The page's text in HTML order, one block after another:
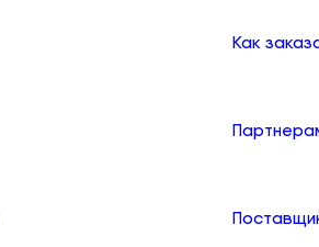
Как